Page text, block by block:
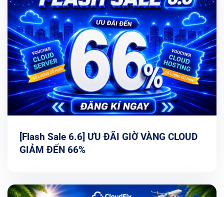
[Flash Sale 6.6] ƯU ĐÃI GIỜ VÀNG CLOUD
GIẢM ĐẾN 66%